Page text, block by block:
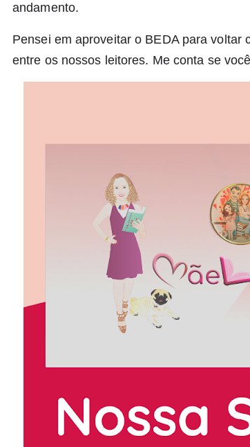
andamento.
Pensei em aproveitar o BEDA para
entre os nossos leitores. Me conta se